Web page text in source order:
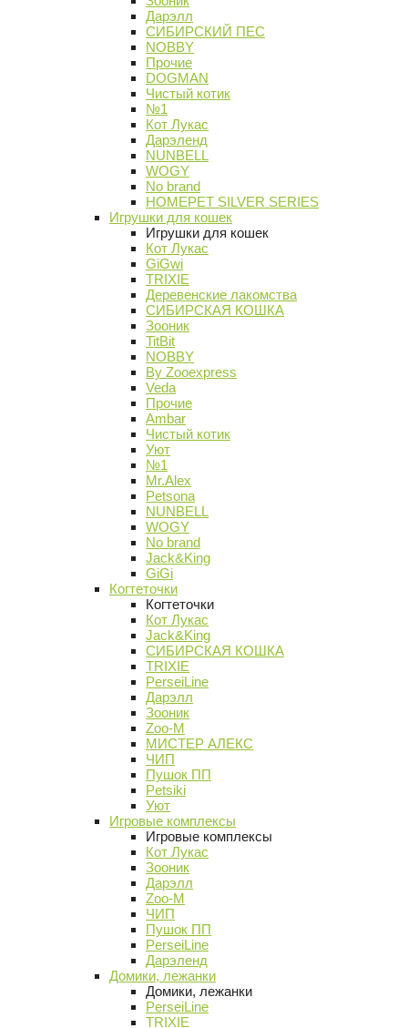
Дарэлл
СИБИРСКИЙ ПЕС
NOBBY
Прочие
DOGMAN
Чистый котик
№1
Кот Лукас
Дарэленд
NUNBELL
WOGY
No brand
HOMEPET SILVER SERIES
Игрушки для кошек
Игрушки для кошек
Кот Лукас
GiGwi
TRIXIE
Деревенские лакомства
СИБИРСКАЯ КОШКА
Зооник
TitBit
NOBBY
By Zooexpress
Veda
Прочие
Ambar
Чистый котик
Уют
№1
Mr.Alex
Petsona
NUNBELL
WOGY
No brand
Jack&King
GiGi
Когтеточки
Когтеточки
Кот Лукас
Jack&King
СИБИРСКАЯ КОШКА
TRIXIE
PerseiLine
Дарэлл
Зооник
Zoo-M
МИСТЕР АЛЕКС
ЧИП
Пушок ПП
Petsiki
Уют
Игровые комплексы
Игровые комплексы
Кот Лукас
Зооник
Дарэлл
Zoo-M
ЧИП
Пушок ПП
PerseiLine
Дарэленд
Домики, лежанки
Домики, лежанки
PerseiLine
TRIXIE